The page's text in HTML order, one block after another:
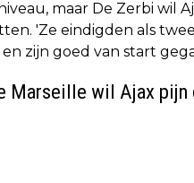
maar De Zerbi wil
'Ze eindigden als
zijn goed van start
Marseille wil Ajax pijn